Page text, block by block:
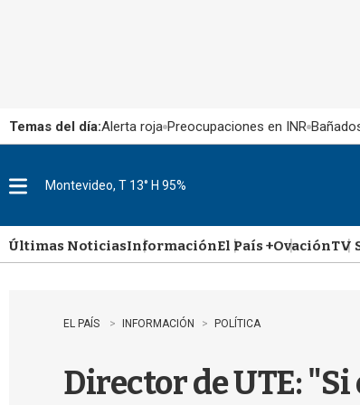
Temas del día:Alerta roja Preocupaciones en INR
u
Montevideo, T 13° H 95%
Últimas NoticiasInformaciónEl País +OvaciónTV
EL PAÍS INFORMACIÓN POLÍTICA
Director de UTE: